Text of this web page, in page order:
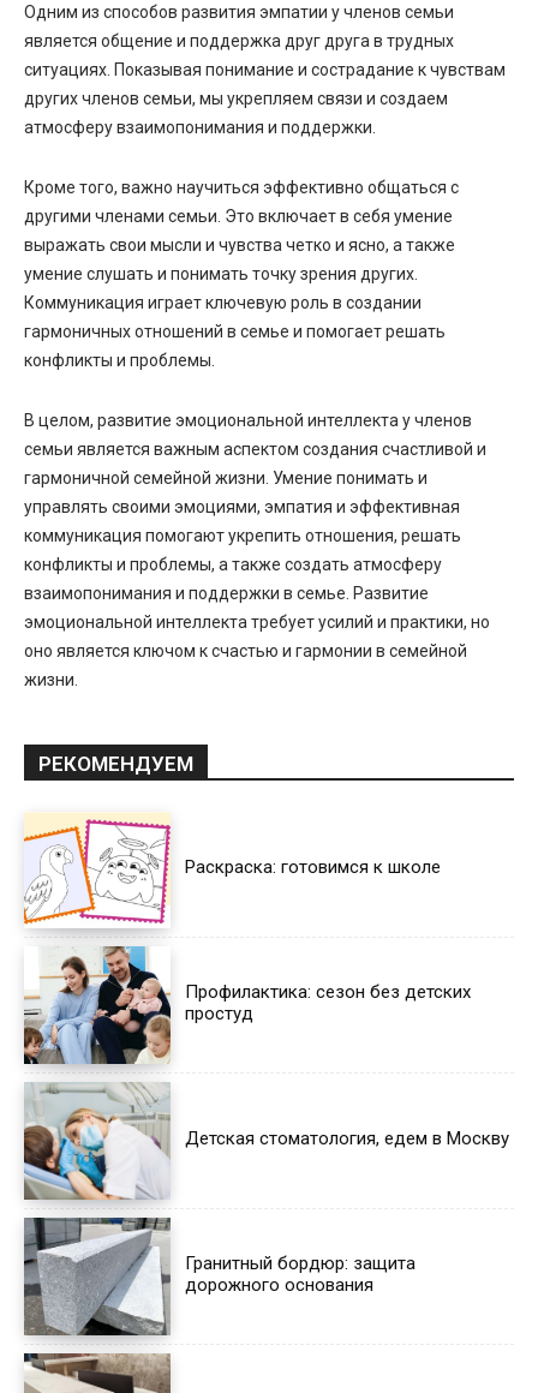
Одним из способов развития эмпатии у членов семьи
является общение и поддержка друг друга в трудных
ситуациях. Показывая понимание и сострадание к чувствам
других членов семьи, мы укрепляем связи и создаем
атмосферу взаимопонимания и поддержки.
Кроме того, важно научиться эффективно общаться с
другими членами семьи. Это включает в себя умение
выражать свои мысли и чувства четко и ясно, а также
умение слушать и понимать точку зрения других.
Коммуникация играет ключевую роль в создании
гармоничных отношений в семье и помогает решать
конфликты и проблемы.
В целом, развитие эмоциональной интеллекта у членов
семьи является важным аспектом создания счастливой и
гармоничной семейной жизни. Умение понимать и
управлять своими эмоциями, эмпатия и эффективная
коммуникация помогают укрепить отношения, решать
конфликты и проблемы, а также создать атмосферу
взаимопонимания и поддержки в семье. Развитие
эмоциональной интеллекта требует усилий и практики, но
оно является ключом к счастью и гармонии в семейной
жизни.
РЕКОМЕНДУЕМ
Раскраска: готовимся к школе
Профилактика: сезон без детских
простуд
Детская стоматология, едем в Москву
Гранитный бордюр: защита
дорожного основания